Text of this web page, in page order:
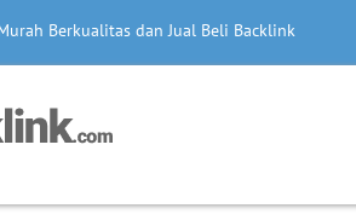
Berkualitas dan Jual Beli Backlink